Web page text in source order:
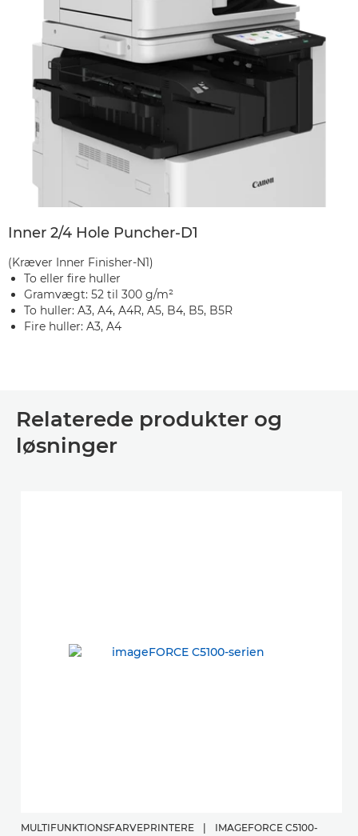
Inner 2/4 Hole Puncher-D1
(Kræver Inner Finisher-N1)
To eller fire huller
Gramvægt: 52 til 300 g/m²
To huller: A3, A4, A4R, A5, B4, B5, B5R
Fire huller: A3, A4
Relaterede produkter og
løsninger
MULTIFUNKTIONSFARVEPRINTERE IMAGEFORCE C5100-